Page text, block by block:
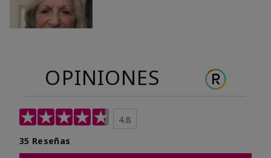
OPINIONES
4.8
35 Reseñas